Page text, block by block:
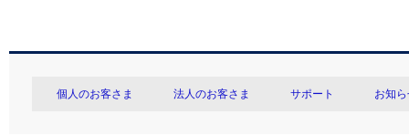
個人のお客さま 法人のお客さま サポート お知